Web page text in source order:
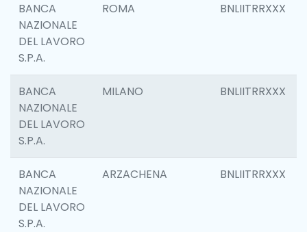
BANCA
NAZIONALE
DEL LAVORO
S.P.A.
ROMA BNLIITRRXXX
BANCA
NAZIONALE
DEL LAVORO
S.P.A.
MILANO BNLIITRRXXX
BANCA
NAZIONALE
DEL LAVORO
S.P.A.
ARZACHENA BNLIITRRXXX